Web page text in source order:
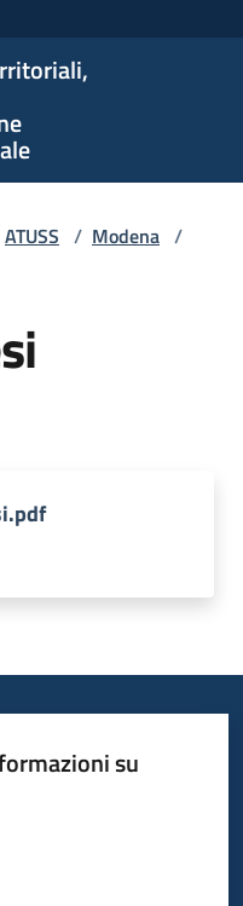
ATUSS / Modena /
su